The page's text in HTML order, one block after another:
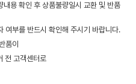
용 확인 후 상품불량일시 교환 및 반품
여부를 반드시 확인해 주시기 바랍니다.
품이
전 고객센터로